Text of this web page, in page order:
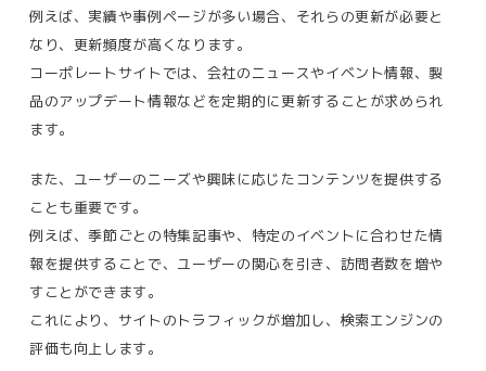
例えば、実績や事例ページが多い場合、それらの更新が必要と
なり、更新頻度が高くなります。
コーポレートサイトでは、会社のニュースやイベント情報、製
品のアップデート情報などを定期的に更新することが求められ
ます​。
また、ユーザーのニーズや興味に応じたコンテンツを提供する
ことも重要です。
例えば、季節ごとの特集記事や、特定のイベントに合わせた情
報を提供することで、ユーザーの関心を引き、訪問者数を増や
すことができます。
これにより、 サイトのトラフィックが増加し、検索エンジンの
評価も向上します​。